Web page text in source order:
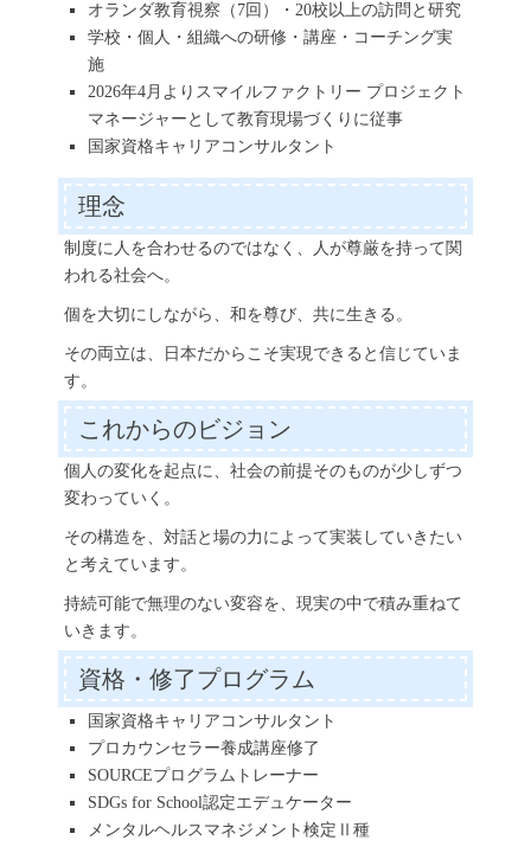
オランダ教育視察（7回）・20校以上の訪問と研究
学校・個人・組織への研修・講座・コーチング実
施
2026年4月よりスマイルファクトリー プロジェクト
マネージャーとして教育現場づくりに従事
国家資格キャリアコンサルタント
理念
制度に人を合わせるのではなく、人が尊厳を持って関
われる社会へ。
個を大切にしながら、和を尊び、共に生きる。
その両立は、日本だからこそ実現できると信じていま
す。
これからのビジョン
個人の変化を起点に、社会の前提そのものが少しずつ
変わっていく。
その構造を、対話と場の力によって実装していきたい
と考えています。
持続可能で無理のない変容を、現実の中で積み重ねて
いきます。
資格・修了プログラム
国家資格キャリアコンサルタント
プロカウンセラー養成講座修了
SOURCEプログラムトレーナー
SDGs for School認定エデュケーター
メンタルヘルスマネジメント検定Ⅱ種